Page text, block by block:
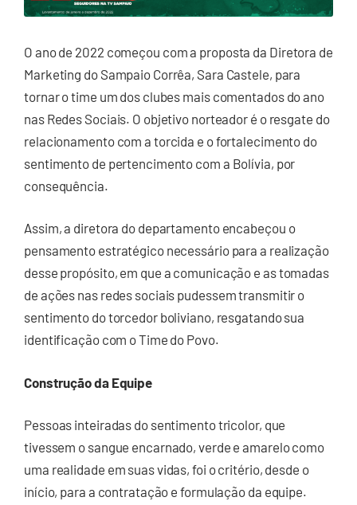
O ano de 2022 começou com a proposta da Diretora de
Marketing do Sampaio Corrêa, Sara Castele, para
tornar o time um dos clubes mais comentados do ano
nas Redes Sociais. O objetivo norteador é o resgate do
relacionamento com a torcida e o fortalecimento do
sentimento de pertencimento com a Bolívia, por
consequência.
Assim, a diretora do departamento encabeçou o
pensamento estratégico necessário para a realização
desse propósito, em que a comunicação e as tomadas
de ações nas redes sociais pudessem transmitir o
sentimento do torcedor boliviano, resgatando sua
identificação com o Time do Povo.
Construção da Equipe
Pessoas inteiradas do sentimento tricolor, que
tivessem o sangue encarnado, verde e amarelo como
uma realidade em suas vidas, foi o critério, desde o
início, para a contratação e formulação da equipe.